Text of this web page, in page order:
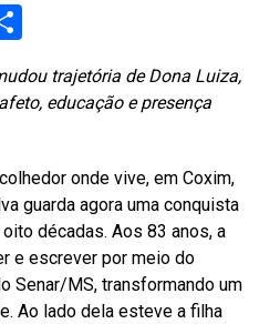
Share
trajetória de Dona Luiza,
educação e presença
onde vive, em Coxim,
guarda agora uma conquista
décadas. Aos 83 anos, a
e escrever por meio do
Senar/MS, transformando um
Ao lado dela esteve a filha